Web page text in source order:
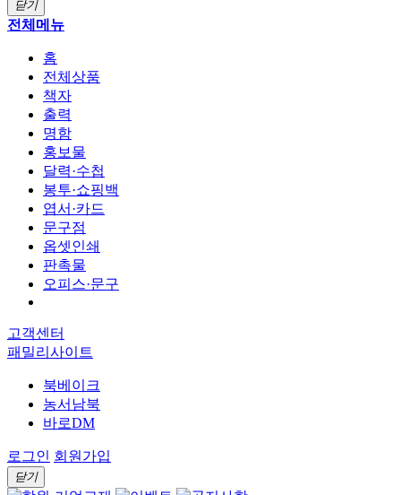
닫기
전체메뉴
홈
전체상품
책자
출력
명함
홍보물
달력·수첩
봉투·쇼핑백
엽서·카드
문구점
옵셋인쇄
판촉물
오피스·문구
고객센터
패밀리사이트
북베이크
농서남북
바로DM
로그인 회원가입
닫기